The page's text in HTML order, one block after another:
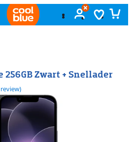
256GB Zwart + Snellader
gebaseerd op 1 review.